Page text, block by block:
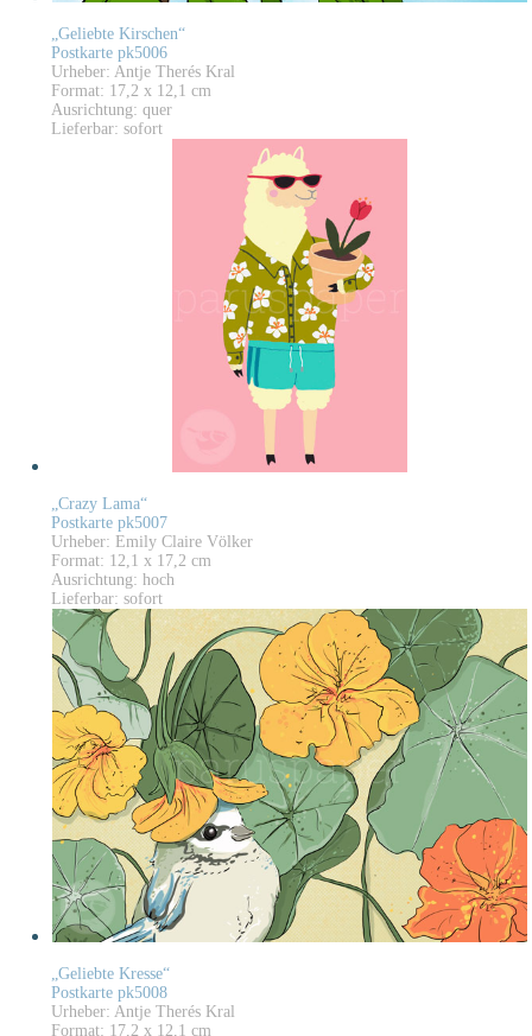
„Geliebte Kirschen“
Postkarte pk5006
Urheber: Antje Therés Kral
Format: 17,2 x 12,1 cm
Ausrichtung: quer
Lieferbar: sofort
„Crazy Lama“
Postkarte pk5007
Urheber: Emily Claire Völker
Format: 12,1 x 17,2 cm
Ausrichtung: hoch
Lieferbar: sofort
„Geliebte Kresse“
Postkarte pk5008
Urheber: Antje Therés Kral
Format: 17,2 x 12,1 cm